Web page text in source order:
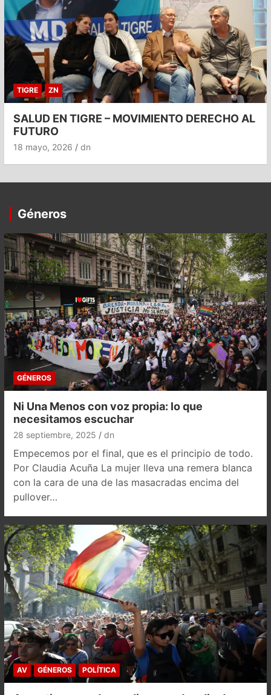
TIGRE ZN
SALUD EN TIGRE – MOVIMIENTO DERECHO AL
FUTURO
18 mayo, 2026 dn
Géneros
GÉNEROS
Ni Una Menos con voz propia: lo que
necesitamos escuchar
28 septiembre, 2025 dn
Empecemos por el final, que es el principio de todo.
Por Claudia Acuña La mujer lleva una remera blanca
con la cara de una de las masacradas encima del
pullover…
AV GÉNEROS POLÍTICA